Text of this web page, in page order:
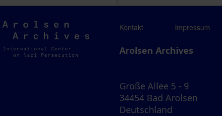
Arolsen
Archives
Kontakt Impressum
Arolsen Archives
Große Allee 5 - 9
34454 Bad Arolsen
Deutschland